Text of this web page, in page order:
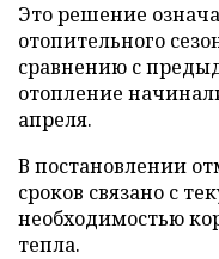
Это решение
отопительного
сравнению с
отопление
апреля.
В постановлении
сроков связано с
необходимостью
тепла.